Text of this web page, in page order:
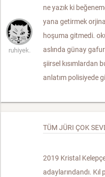
ruhiyek.
ne yazık ki
yana getirmek
hoşuma gitmedi.
aslında günay
şiirsel kısımlardan
anlatım polisiyede
TÜM JÜRI ÇOK
2019 Kristal
adaylarındandı. Kıl